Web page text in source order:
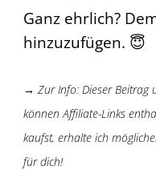
Ganz ehrlich?
hinzuzufügen. 😇
→ Zur Info: Dieser Beitrag
können Affiliate-Links
kaufst, erhalte ich
für dich!